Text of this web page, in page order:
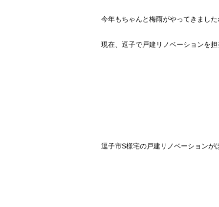
今年もちゃんと梅雨がやってきまし
現在、逗子で戸建リノベーションを
逗子市S様宅の戸建リノベーション